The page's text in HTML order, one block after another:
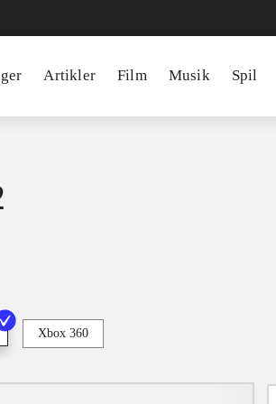
Artikler Film Musik Spil
Xbox 360